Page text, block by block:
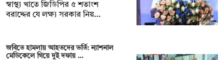
স্বাস্থ্য খাতে জিডিপির ৫ শতাংশ
বরাদ্দের যে লক্ষ্য সরকার নিয়…
জবিতে হামলায় আহতদের ভর্তি: ন্যাশনাল
মেডিকেলে গিয়ে দুই দফায় …